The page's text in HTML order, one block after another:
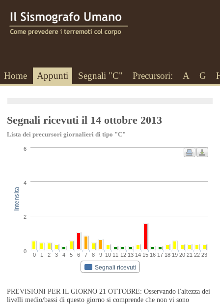
Home Appunti Segnali "C" Precursori: A G
Segnali ricevuti il 14 ottobre 2013
Lista dei precursori giornalieri di tipo "C"
Intensita
Segnali ricevuti
0 1 2 3 4 5 6 7 8 9 10 11 12 13 14 15 16 17 18 19 20 21 22 23
0
2
4
6
PREVISIONI PER IL GIORNO 21 OTTOBRE: Osservando l'altezza dei
livelli medio/bassi di questo giorno si comprende che non vi sono